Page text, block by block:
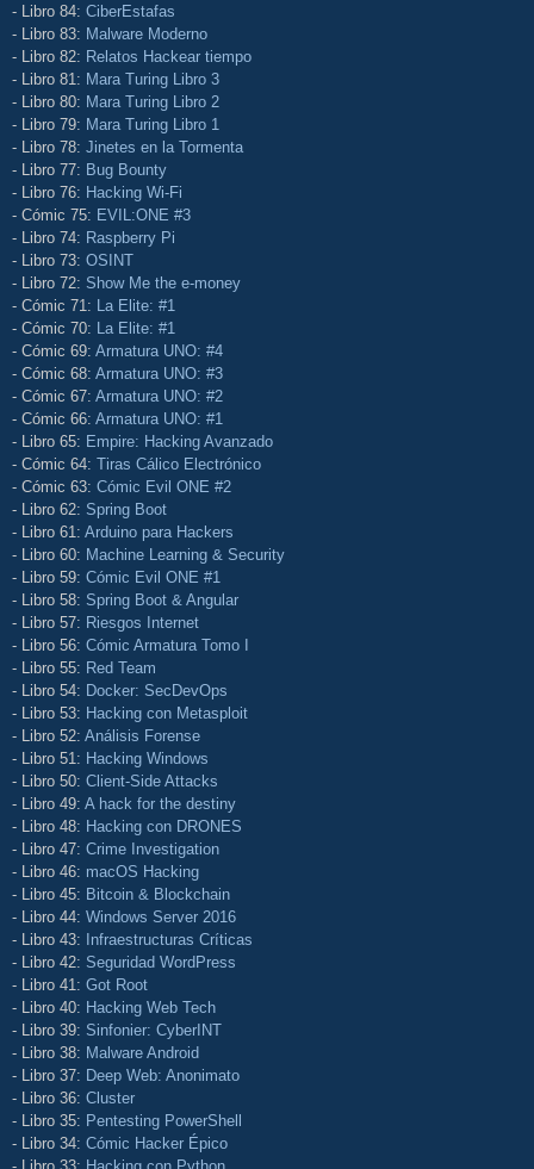
- Libro 84: CiberEstafas
- Libro 83: Malware Moderno
- Libro 82: Relatos Hackear tiempo
- Libro 81: Mara Turing Libro 3
- Libro 80: Mara Turing Libro 2
- Libro 79: Mara Turing Libro 1
- Libro 78: Jinetes en la Tormenta
- Libro 77: Bug Bounty
- Libro 76: Hacking Wi-Fi
- Cómic 75: EVIL:ONE #3
- Libro 74: Raspberry Pi
- Libro 73: OSINT
- Libro 72: Show Me the e-money
- Cómic 71: La Elite: #1
- Cómic 70: La Elite: #1
- Cómic 69: Armatura UNO: #4
- Cómic 68: Armatura UNO: #3
- Cómic 67: Armatura UNO: #2
- Cómic 66: Armatura UNO: #1
- Libro 65: Empire: Hacking Avanzado
- Cómic 64: Tiras Cálico Electrónico
- Cómic 63: Cómic Evil ONE #2
- Libro 62: Spring Boot
- Libro 61: Arduino para Hackers
- Libro 60: Machine Learning & Security
- Libro 59: Cómic Evil ONE #1
- Libro 58: Spring Boot & Angular
- Libro 57: Riesgos Internet
- Libro 56: Cómic Armatura Tomo I
- Libro 55: Red Team
- Libro 54: Docker: SecDevOps
- Libro 53: Hacking con Metasploit
- Libro 52: Análisis Forense
- Libro 51: Hacking Windows
- Libro 50: Client-Side Attacks
- Libro 49: A hack for the destiny
- Libro 48: Hacking con DRONES
- Libro 47: Crime Investigation
- Libro 46: macOS Hacking
- Libro 45: Bitcoin & Blockchain
- Libro 44: Windows Server 2016
- Libro 43: Infraestructuras Críticas
- Libro 42: Seguridad WordPress
- Libro 41: Got Root
- Libro 40: Hacking Web Tech
- Libro 39: Sinfonier: CyberINT
- Libro 38: Malware Android
- Libro 37: Deep Web: Anonimato
- Libro 36: Cluster
- Libro 35: Pentesting PowerShell
- Libro 34: Cómic Hacker Épico